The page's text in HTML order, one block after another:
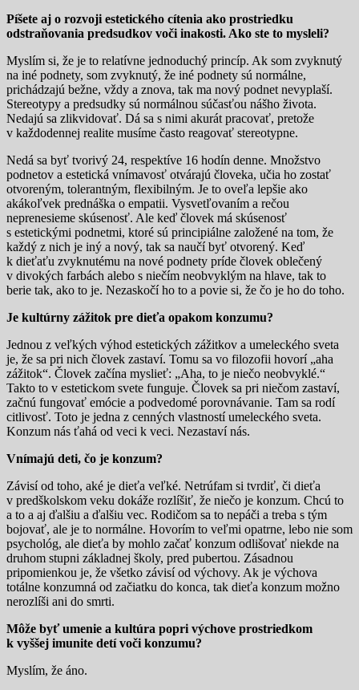
Píšete aj o rozvoji estetického cítenia ako prostriedku
odstraňovania predsudkov voči inakosti. Ako ste to mysleli?
Myslím si, že je to relatívne jednoduchý princíp. Ak som zvyknutý
na iné podnety, som zvyknutý, že iné podnety sú normálne,
prichádzajú bežne, vždy a znova, tak ma nový podnet nevyplaší.
Stereotypy a predsudky sú normálnou súčasťou nášho života.
Nedajú sa zlikvidovať. Dá sa s nimi akurát pracovať, pretože
v každodennej realite musíme často reagovať stereotypne.
Nedá sa byť tvorivý 24, respektíve 16 hodín denne. Množstvo
podnetov a estetická vnímavosť otvárajú človeka, učia ho zostať
otvoreným, tolerantným, flexibilným. Je to oveľa lepšie ako
akákoľvek prednáška o empatii. Vysvetľovaním a rečou
neprenesieme skúsenosť. Ale keď človek má skúsenosť
s estetickými podnetmi, ktoré sú principiálne založené na tom, že
každý z nich je iný a nový, tak sa naučí byť otvorený. Keď
k dieťaťu zvyknutému na nové podnety príde človek oblečený
v divokých farbách alebo s niečím neobvyklým na hlave, tak to
berie tak, ako to je. Nezaskočí ho to a povie si, že čo je ho do toho.
Je kultúrny zážitok pre dieťa opakom konzumu?
Jednou z veľkých výhod estetických zážitkov a umeleckého sveta
je, že sa pri nich človek zastaví. Tomu sa vo filozofii hovorí „aha
zážitok“. Človek začína myslieť: „Aha, to je niečo neobvyklé.“
Takto to v estetickom svete funguje. Človek sa pri niečom zastaví,
začnú fungovať emócie a podvedomé porovnávanie. Tam sa rodí
citlivosť. Toto je jedna z cenných vlastností umeleckého sveta.
Konzum nás ťahá od veci k veci. Nezastaví nás.
Vnímajú deti, čo je konzum?
Závisí od toho, aké je dieťa veľké. Netrúfam si tvrdiť, či dieťa
v predškolskom veku dokáže rozlíšiť, že niečo je konzum. Chcú to
a to a aj ďalšiu a ďalšiu vec. Rodičom sa to nepáči a treba s tým
bojovať, ale je to normálne. Hovorím to veľmi opatrne, lebo nie som
psychológ, ale dieťa by mohlo začať konzum odlišovať niekde na
druhom stupni základnej školy, pred pubertou. Zásadnou
pripomienkou je, že všetko závisí od výchovy. Ak je výchova
totálne konzumná od začiatku do konca, tak dieťa konzum možno
nerozlíši ani do smrti.
Môže byť umenie a kultúra popri výchove prostriedkom
k vyššej imunite detí voči konzumu?
Myslím, že áno.